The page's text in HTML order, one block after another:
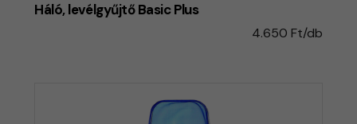
Háló, levélgyűjtő Basic Plus
4.650 Ft/db